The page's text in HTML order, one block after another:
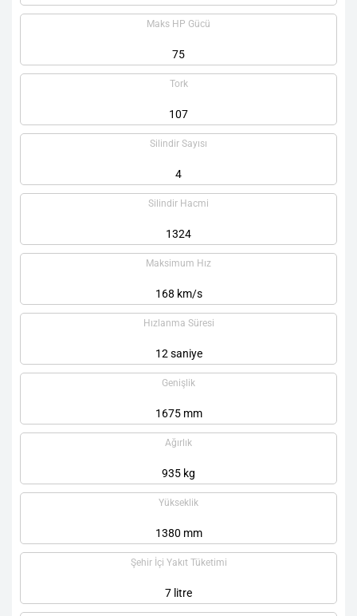
Maks HP Gücü
75
Tork
107
Silindir Sayısı
4
Silindir Hacmi
1324
Maksimum Hız
168 km/s
Hızlanma Süresi
12 saniye
Genişlik
1675 mm
Ağırlık
935 kg
Yükseklik
1380 mm
Şehir İçi Yakıt Tüketimi
7 litre